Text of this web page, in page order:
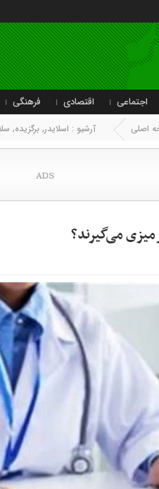
اجتماعی اقتصادی فرهنگی
اصلی آرشیو : اسلایدر, برگزیده,
می‌گیرند؟